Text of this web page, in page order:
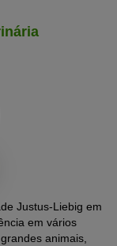
forma de
está associada
dos casos,
a doença de base.
Estes incluem,
ecografias ou
nefrite
como cebolas ou
óssea não
causas,
Justus-Liebig em
em vários
animais,